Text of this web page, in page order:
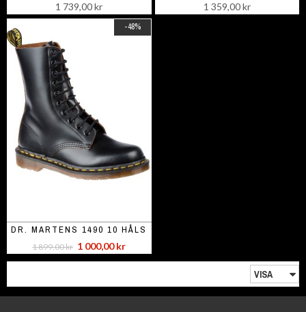
1 739,00 kr
1 359,00 kr
-48%
DR. MARTENS 1490 10 HÅLS
1 000,00 kr
1 899,00 kr